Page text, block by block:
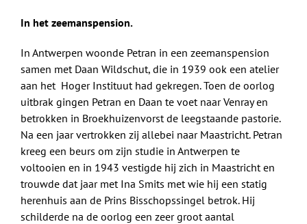
In het zeemanspension.
In Antwerpen woonde Petran in een zeemanspension
samen met Daan Wildschut, die in 1939 ook een atelier
aan het Hoger Instituut had gekregen. Toen de oorlog
uitbrak gingen Petran en Daan te voet naar Venray en
betrokken in Broekhuizenvorst de leegstaande pastorie.
Na een jaar vertrokken zij allebei naar Maastricht. Petran
kreeg een beurs om zijn studie in Antwerpen te
voltooien en in 1943 vestigde hij zich in Maastricht en
trouwde dat jaar met Ina Smits met wie hij een statig
herenhuis aan de Prins Bisschopssingel betrok. Hij
schilderde na de oorlog een zeer groot aantal